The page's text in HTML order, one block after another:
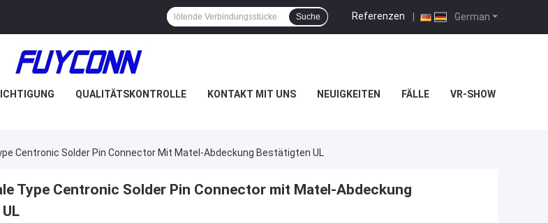
German
Referenzen |
Suche
QUALITÄTSKONTROLLE KONTAKT MIT UNS NEUIGKEITEN FÄLLE VR-SHOW
Centronic Solder Pin Connector Mit Matel-Abdeckung Bestätigten UL
Type Centronic Solder Pin Connector mit Matel-Abdeckung